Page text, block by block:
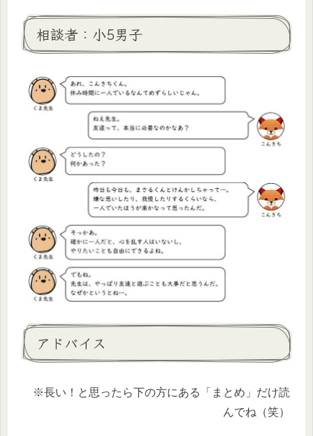
相談者：小5男子
アドバイス
※長い！と思ったら下の方にある「まとめ」だけ読
んでね（笑）